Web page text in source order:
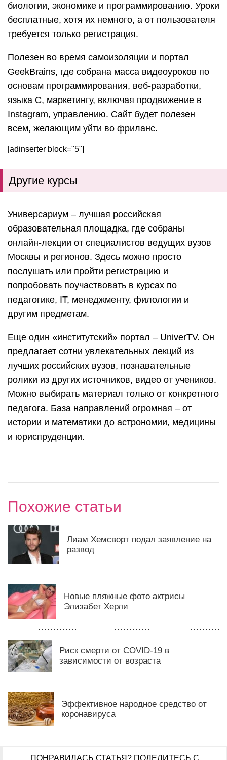
биологии, экономике и программированию. Уроки
бесплатные, хотя их немного, а от пользователя
требуется только регистрация.
Полезен во время самоизоляции и портал
GeekBrains, где собрана масса видеоуроков по
основам программирования, веб-разработки,
языка С, маркетингу, включая продвижение в
Instagram, управлению. Сайт будет полезен
всем, желающим уйти во фриланс.
[adinserter block="5"]
Другие курсы
Универсариум – лучшая российская
образовательная площадка, где собраны
онлайн-лекции от специалистов ведущих вузов
Москвы и регионов. Здесь можно просто
послушать или пройти регистрацию и
попробовать поучаствовать в курсах по
педагогике, IT, менеджменту, филологии и
другим предметам.
Еще один «институтский» портал – UniverTV. Он
предлагает сотни увлекательных лекций из
лучших российских вузов, познавательные
ролики из других источников, видео от учеников.
Можно выбирать материал только от конкретного
педагога. База направлений огромная – от
истории и математики до астрономии, медицины
и юриспруденции.
Похожие статьи
Лиам Хемсворт подал заявление на
развод
Новые пляжные фото актрисы
Элизабет Херли
Риск смерти от COVID-19 в
зависимости от возраста
Эффективное народное средство от
коронавируса